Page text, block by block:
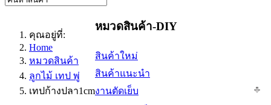
คุณอยู่ที่:
Home
หมวดสินค้า
ลูกไม้ เทป พู่
เทปก้างปลา1cm
หมวดสินค้า-DIY
สินค้าใหม่
สินค้าแนะนำ
งานตัดเย็บ